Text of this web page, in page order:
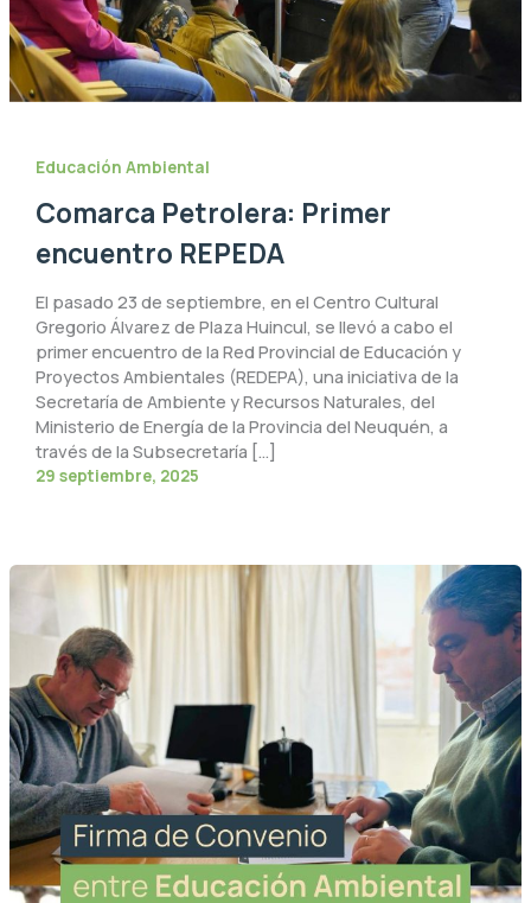
Educación Ambiental
Comarca Petrolera: Primer
encuentro REPEDA
El pasado 23 de septiembre, en el Centro Cultural
Gregorio Álvarez de Plaza Huincul, se llevó a cabo el
primer encuentro de la Red Provincial de Educación y
Proyectos Ambientales (REDEPA), una iniciativa de la
Secretaría de Ambiente y Recursos Naturales, del
Ministerio de Energía de la Provincia del Neuquén, a
través de la Subsecretaría […]
29 septiembre, 2025